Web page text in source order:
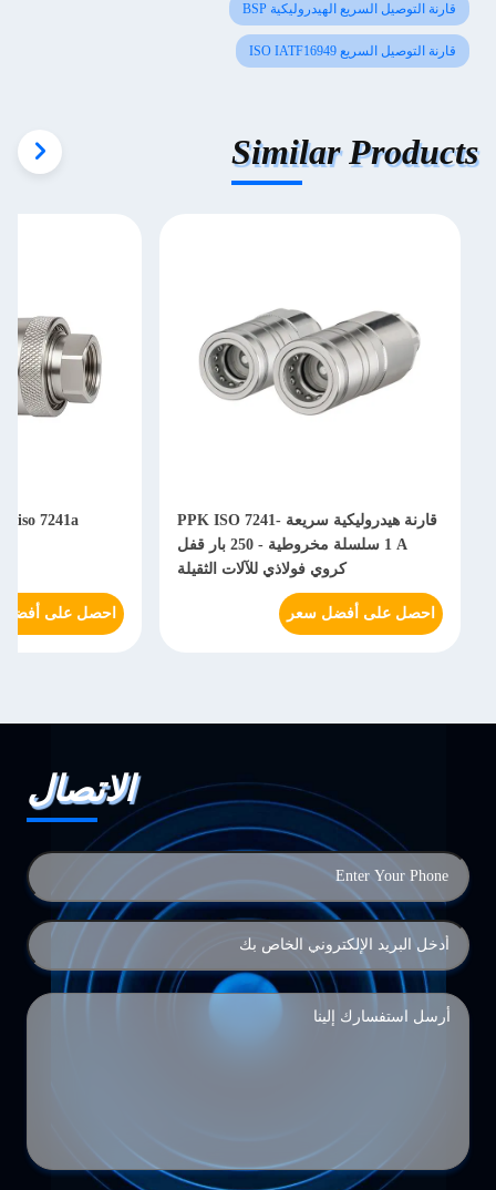
قارنة التوصيل السريع الهيدروليكية BSP
قارنة التوصيل السريع ISO IATF16949
Similar Products
قارنة هيدروليكية سريعة PPK ISO 7241-
1 A سلسلة مخروطية - 250 بار قفل
كروي فولاذي للآلات الثقيلة
احصل على أفضل سعر احصل على
الاتصال